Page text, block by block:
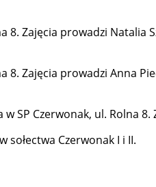
8. Zajęcia prowadzi Natalia
8. Zajęcia prowadzi Anna
SP Czerwonak, ul. Rolna
sołectwa Czerwonak I i II.